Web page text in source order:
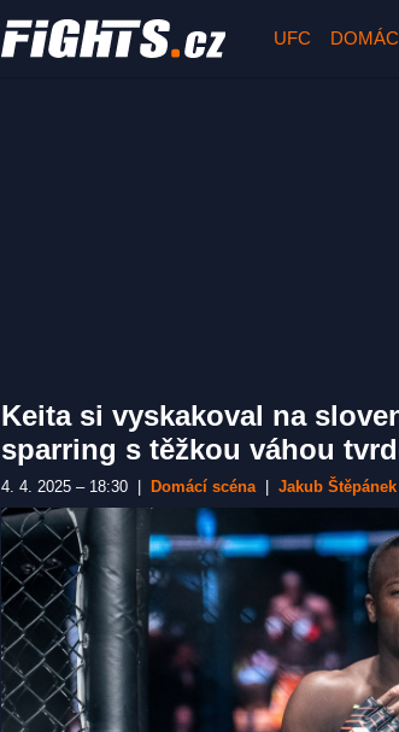
UFC
Keita si vyskakoval na
sparring s těžkou váhou
4. 4. 2025 – 18:30 Domácí scéna Jakub Štěpánek